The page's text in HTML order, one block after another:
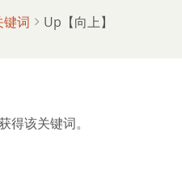
键词 Up【向上】
得该关键词。